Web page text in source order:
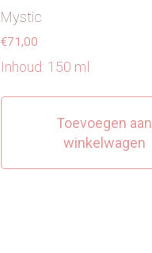
Mystic
€71,00
Inhoud: 150 ml
Toevoegen aan
winkelwagen